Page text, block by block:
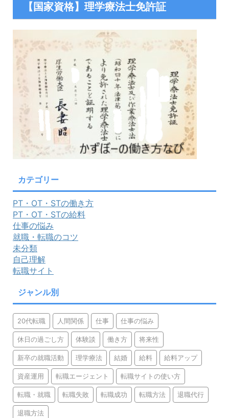
【国家資格】理学療法士免許証
カテゴリー
PT・OT・STの働き方
PT・OT・STの給料
仕事の悩み
就職・転職のコツ
未分類
自己理解
転職サイト
ジャンル別
20代転職 人間関係 仕事 仕事の悩み
休日の過ごし方 体験談 働き方 将来性
新卒の就職活動 理学療法 結婚 給料 給料アップ
資産運用 転職エージェント 転職サイトの使い方
転職・就職 転職失敗 転職成功 転職方法 退職代行
退職方法